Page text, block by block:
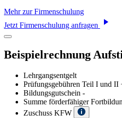
Mehr zur Firmenschulung
Jetzt Firmenschulung anfragen
Beispielrechnung
Lehrgangsentgelt
Prüfungsgebühren Teil I und II
Bildungsgutschein -
Summe förderfähiger
Zuschuss KFW